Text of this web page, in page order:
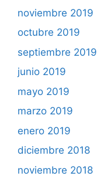
noviembre 2019
octubre 2019
septiembre 2019
junio 2019
mayo 2019
marzo 2019
enero 2019
diciembre 2018
noviembre 2018